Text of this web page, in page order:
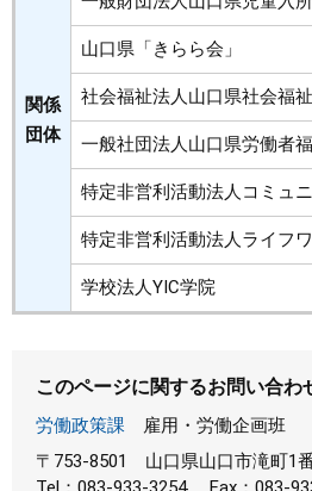
関係
団体
山口県「きらら会」
社会福祉法人山口県社会福
一般社団法人山口県労働者
特定非営利活動法人コミュ
特定非営利活動法人ライフ
学校法人YIC学院
このページに関するお問い合わ
労働政策課
雇用・労働企画班
〒753-8501
山口県山口市滝町1